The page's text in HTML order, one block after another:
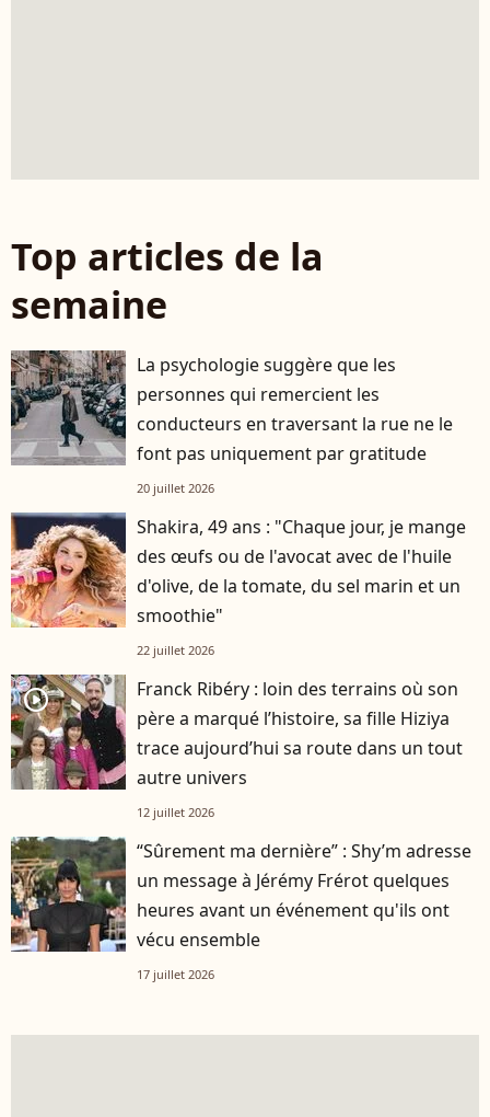
Top articles de la
semaine
La psychologie suggère que les
personnes qui remercient les
conducteurs en traversant la rue ne le
font pas uniquement par gratitude
20 juillet 2026
Shakira, 49 ans : "Chaque jour, je mange
des œufs ou de l'avocat avec de l'huile
d'olive, de la tomate, du sel marin et un
smoothie"
22 juillet 2026
player2
Franck Ribéry : loin des terrains où son
père a marqué l’histoire, sa fille Hiziya
trace aujourd’hui sa route dans un tout
autre univers
12 juillet 2026
“Sûrement ma dernière” : Shy’m adresse
un message à Jérémy Frérot quelques
heures avant un événement qu'ils ont
vécu ensemble
17 juillet 2026